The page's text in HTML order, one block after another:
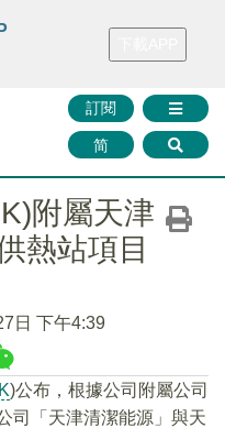
財華證券 媒體矩陣
訂閱
简
附屬天津
熱站項目
日 下午4:39
)公布，根據公司附屬公司
司「天津清潔能源」與天